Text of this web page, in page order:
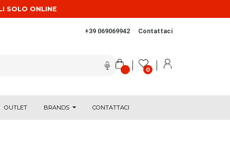
SOLO ONLINE
+39 069069942 Contattaci
0
OUTLET BRANDS CONTATTACI